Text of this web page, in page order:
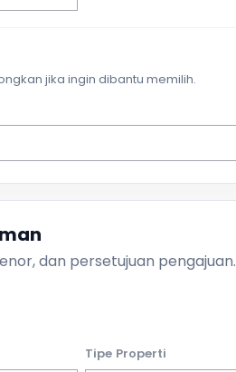
jika ingin dibantu memilih.
dan persetujuan pengajuan.
Tipe Properti